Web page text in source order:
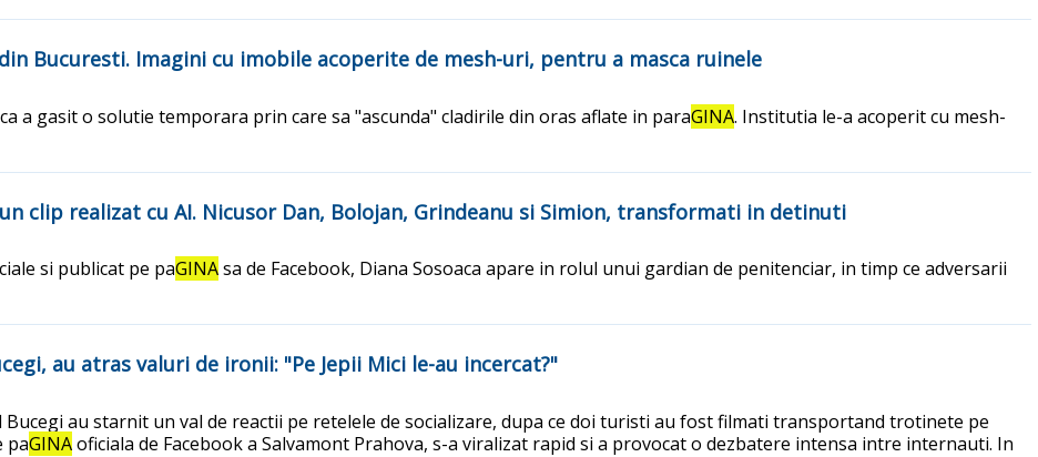
Bucuresti. Imagini cu imobile acoperite de mesh-uri, pentru a masca ruinele
a gasit o solutie temporara prin care sa "ascunda" cladirile din oras aflate in paraGINA. Institutia le-a acoperit cu mesh-
clip realizat cu AI. Nicusor Dan, Bolojan, Grindeanu si Simion, transformati in detinuti
si publicat pe paGINAsa de Facebook, Diana Sosoaca apare in rolul unui gardian de penitenciar, in timp ce adversarii
au atras valuri de ironii: "Pe Jepii Mici le-au incercat?"
au starnit un val de reactii pe retelele de socializare, dupa ce doi turisti au fost filmati transportand trotinete pe
paGINAoficiala de Facebook a Salvamont Prahova, s-a viralizat rapid si a provocat o dezbatere intensa intre internauti. In